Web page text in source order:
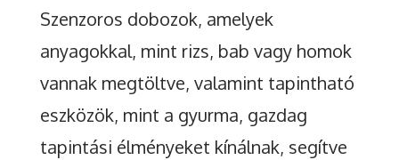
Szenzoros dobozok, amelyek
anyagokkal, mint rizs, bab vagy homok
vannak megtöltve, valamint tapintható
eszközök, mint a gyurma, gazdag
tapintási élményeket kínálnak, segítve